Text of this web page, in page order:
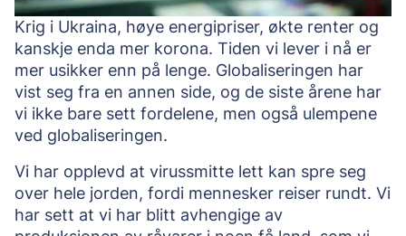
Krig i Ukraina, høye energipriser, økte renter og
kanskje enda mer korona. Tiden vi lever i nå er
mer usikker enn på lenge. Globaliseringen har
vist seg fra en annen side, og de siste årene har
vi ikke bare sett fordelene, men også ulempene
ved globaliseringen.
Vi har opplevd at virussmitte lett kan spre seg
over hele jorden, fordi mennesker reiser rundt. Vi
har sett at vi har blitt avhengige av